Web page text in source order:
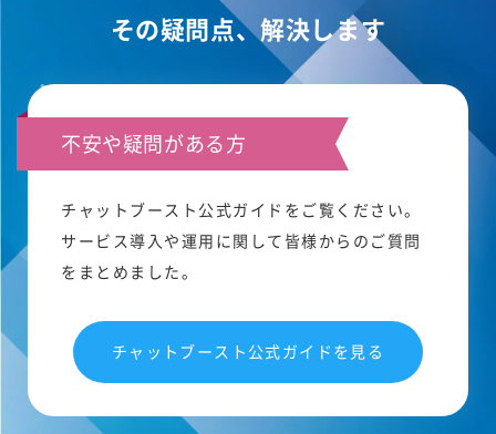
その疑問点、解決します
不安や疑問がある方
チャットブースト公式ガイドをご覧ください。
サービス導入や運用に関して皆様からのご質問
をまとめました。
チャットブースト公式ガイドを見る